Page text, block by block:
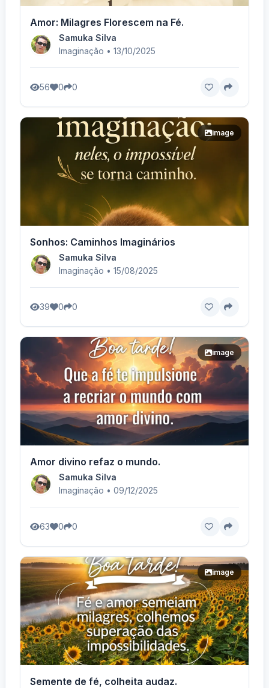
Amor: Milagres Florescem na Fé.
Samuka Silva
Imaginação • 13/10/2025
56 0 0
image
Sonhos: Caminhos Imaginários
Samuka Silva
Imaginação • 15/08/2025
39 0 0
image
Amor divino refaz o mundo.
Samuka Silva
Imaginação • 09/12/2025
63 0 0
image
Semente de fé, colheita audaz.